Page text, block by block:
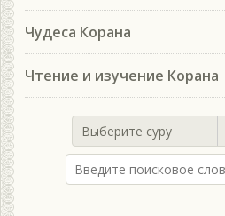
Чудеса Корана
Чтение и изучение Корана
Выберите суру